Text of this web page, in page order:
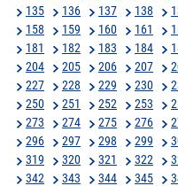
135
136 137 138
158
159 160 161
181
182 183 184
204
205 206 207
227
228 229 230
250
251 252 253
273
274 275 276
296
297 298 299
319
320 321 322
342
343 344 345